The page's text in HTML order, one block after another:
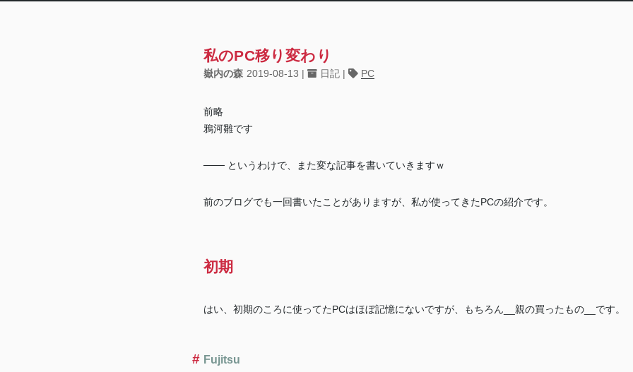
私のPC移り変わり
嶽内の森 2019-08-13 日記 PC
前略
鴉河雛です
─── というわけで、また変な記事を書いていきますｗ
前のブログでも一回書いたことがありますが、私が使ってきたPCの紹介です。
初期
はい、初期のころに使ってたPCはほぼ記憶にないですが、もちろん__親の買ったもの__です。
Fujitsu